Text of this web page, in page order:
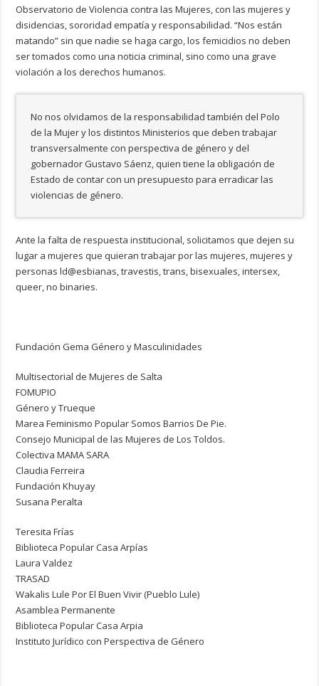
Observatorio de Violencia contra las Mujeres, con las mujeres y
disidencias, sororidad empatía y responsabilidad. “Nos están
matando” sin que nadie se haga cargo, los femicidios no deben
ser tomados como una noticia criminal, sino como una grave
violación a los derechos humanos.
No nos olvidamos de la responsabilidad también del Polo
de la Mujer y los distintos Ministerios que deben trabajar
transversalmente con perspectiva de género y del
gobernador Gustavo Sáenz, quien tiene la obligación de
Estado de contar con un presupuesto para erradicar las
violencias de género.
Ante la falta de respuesta institucional, solicitamos que dejen su
lugar a mujeres que quieran trabajar por las mujeres, mujeres y
personas ld@esbianas, travestis, trans, bisexuales, intersex,
queer, no binaries.
Fundación Gema Género y Masculinidades
Multisectorial de Mujeres de Salta
FOMUPIO
Género y Trueque
Marea Feminismo Popular Somos Barrios De Pie.
Consejo Municipal de las Mujeres de Los Toldos.
Colectiva MAMA SARA
Claudia Ferreira
Fundación Khuyay
Susana Peralta
Teresita Frías
Biblioteca Popular Casa Arpías
Laura Valdez
TRASAD
Wakalis Lule Por El Buen Vivir (Pueblo Lule)
Asamblea Permanente
Biblioteca Popular Casa Arpia
Instituto Jurídico con Perspectiva de Género